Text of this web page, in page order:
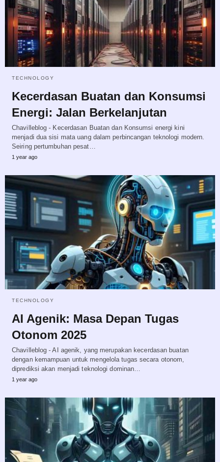
TECHNOLOGY
Kecerdasan Buatan dan Konsumsi
Energi: Jalan Berkelanjutan
Chavilleblog - Kecerdasan Buatan dan Konsumsi energi kini
menjadi dua sisi mata uang dalam perbincangan teknologi modern.
Seiring pertumbuhan pesat…
1 year ago
TECHNOLOGY
AI Agenik: Masa Depan Tugas
Otonom 2025
Chavilleblog - AI agenik, yang merupakan kecerdasan buatan
dengan kemampuan untuk mengelola tugas secara otonom,
diprediksi akan menjadi teknologi dominan…
1 year ago